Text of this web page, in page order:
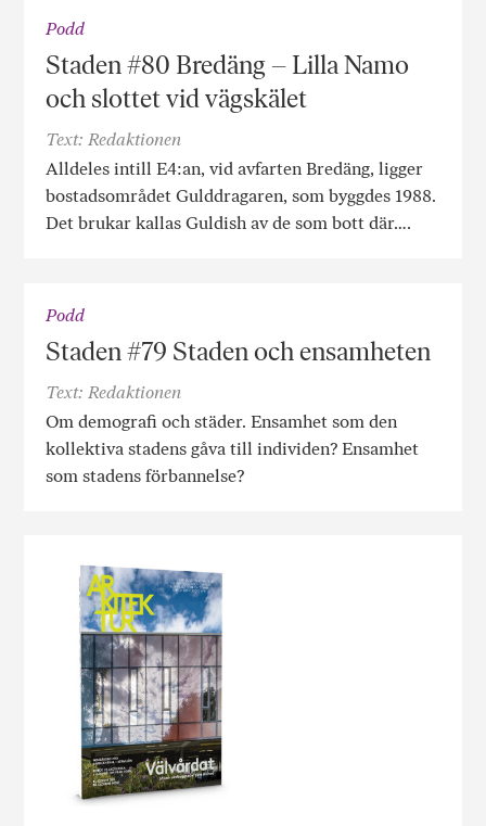
Podd
Staden #80 Bredäng – Lilla Namo
och slottet vid vägskälet
Text: Redaktionen
Alldeles intill E4:an, vid avfarten Bredäng, ligger
bostadsområdet Gulddragaren, som byggdes 1988.
Det brukar kallas Guldish av de som bott där….
Podd
Staden #79 Staden och ensamheten
Text: Redaktionen
Om demografi och städer. Ensamhet som den
kollektiva stadens gåva till individen? Ensamhet
som stadens förbannelse?